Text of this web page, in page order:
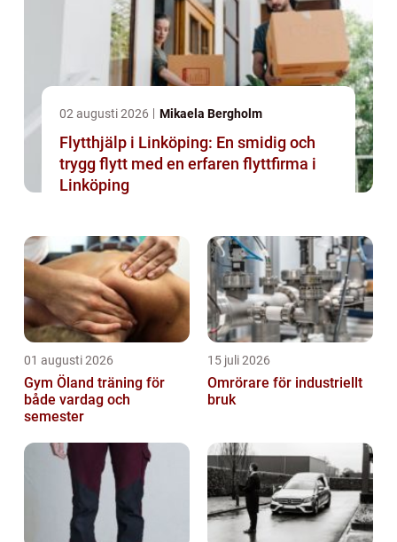
02 augusti 2026 Mikaela Bergholm
Flytthjälp i Linköping: En smidig och
trygg flytt med en erfaren flyttfirma i
Linköping
01 augusti 2026
Gym Öland träning för
både vardag och
semester
15 juli 2026
Omrörare för industriellt
bruk